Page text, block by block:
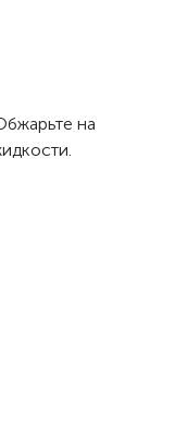
на